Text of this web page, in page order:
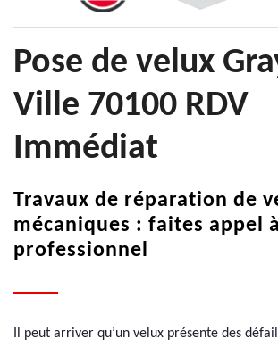
Pose de velux
Ville 70100 RDV
Immédiat
Travaux de réparation de
mécaniques : faites appel
professionnel
Il peut arriver qu’un velux présente des